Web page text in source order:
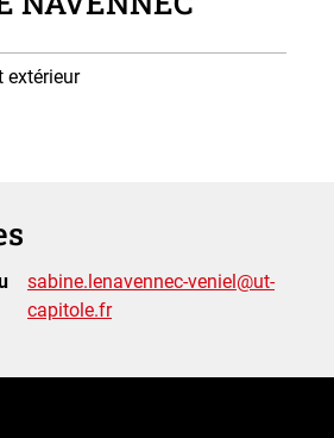
extérieur
sabine.lenavennec-veniel@ut-
capitole.fr